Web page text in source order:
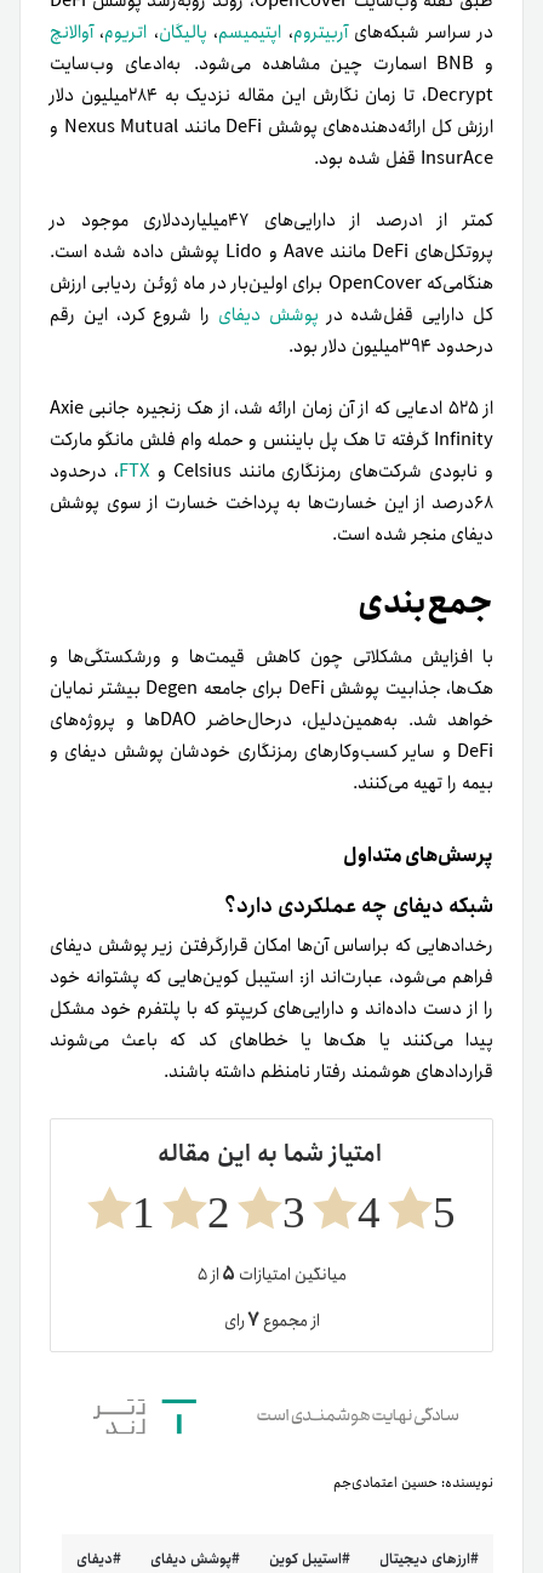
در سراسر شبکه‌هایآربیتروم، اپتیمیسم، پالیگان، اتریوم،آوالانچ
و BNB اسمارت چین
مشاهده می‌شود. به‌ادعای وب‌سایت
Decrypt، تا زمان نگارش این مقاله نزدیک به ۲۸۴میلیون دلار
ارزش کل ارائه‌دهنده‌های پوشش DeFi مانند Nexus Mutual و
InsurAce قفل شده بود.
کمتر از ۱درصد از دارایی‌های ۴۷میلیارد‌دلاری موجود در
پروتکل‌های DeFi مانند Aave و Lido پوشش داده شده است.
هنگامی‌که OpenCover برای اولین‌بار در ماه ژوئن ردیابی ارزش
کل دارایی قفل‌شده در پوشش دیفای را شروع کرد، این رقم
در‌حدود ۳۹۴میلیون دلار بود.
از ۵۲۵ ادعایی که از آن زمان ارائه شد، از هک زنجیره جانبی Axie
Infinity گرفته تا هک پل بایننس و حمله وام فلش مانگو مارکت
و نابودی شرکت‌های رمزنگاری مانند Celsius و
FTX، درحدود
۶۸درصد از این خسارت‌ها به پرداخت خسارت از سوی پوشش
دیفای منجر شده است.
جمع‌بندی
با افزایش مشکلاتی چون کاهش قیمت‌ها و ورشکستگی‌‌ها و
هک‌ها، جذابیت پوشش DeFi برای جامعه Degen بیشتر نمایان
خواهد شد. به‌همین‌دلیل، در‌حال‌حاضر DAOها و پروژه‌های
DeFi و سایر کسب‌وکارهای رمزنگاری خودشان پوشش دیفای و
بیمه را تهیه می‌کنند.
پرسش‌های متداول
شبکه دیفای چه عملکردی دارد؟
رخدادهایی که بر‌اساس آن‌ها امکان قرار‌گرفتن زیر پوشش دیفای
فراهم می‌شود، عبارت‌اند از: استیبل کوین‌هایی که پشتوانه خود
را از دست‌ داده‌اند و دارایی‌های کریپتو که با پلتفرم خود مشکل
پیدا می‌کنند یا هک‌ها یا خطاهای کد که باعث می‌شوند
قراردادهای هوشمند رفتار نامنظم داشته باشند.
امتیاز شما به این مقاله
5
4
3
2
1
میانگین امتیازات ۵از ۵
از مجموع۷رای
نویسنده: حسین اعتمادی‌جم
ارزهای دیجیتال استیبل کوین پوشش دیفای دیفای